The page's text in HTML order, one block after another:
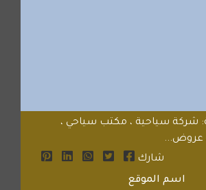
شركة سياحية ، مكتب سياحي ،
عروض...
شارك
اسم الموقع